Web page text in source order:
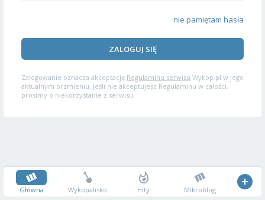
nie pamiętam hasła
ZALOGUJ SIĘ
Zalogowanie oznacza akceptację Regulaminu serwisu Wykop.pl w jego
aktualnym brzmieniu. Jeśli nie akceptujesz Regulaminu w całości,
prosimy o niekorzystanie z serwisu.
Główna Wykopalisko Hity Mikroblog